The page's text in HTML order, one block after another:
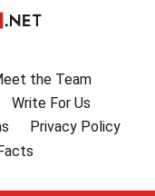
the Team
Write For Us
Privacy Policy